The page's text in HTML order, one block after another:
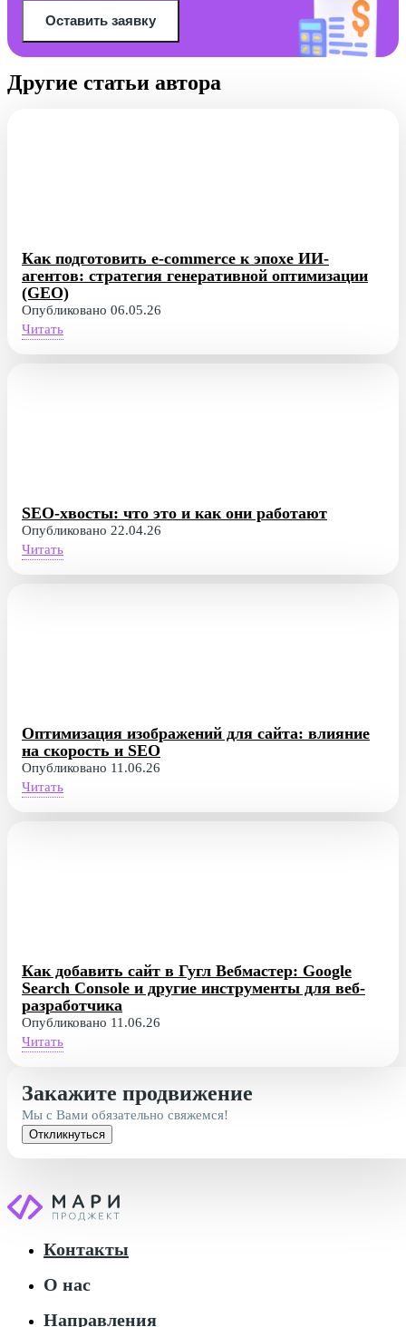
Оставить заявку
Другие статьи автора
Как подготовить e-commerce к эпохе ИИ-
агентов: стратегия генеративной оптимизации
(GEO)
Опубликовано 06.05.26
Читать
SEO-хвосты: что это и как они работают
Опубликовано 22.04.26
Читать
Оптимизация изображений для сайта: влияние
на скорость и SEO
Опубликовано 11.06.26
Читать
Как добавить сайт в Гугл Вебмастер: Google
Search Console и другие инструменты для веб-
разработчика
Опубликовано 11.06.26
Читать
Закажите продвижение
Мы с Вами обязательно свяжемся!
Откликнуться
Контакты
О нас
Направления